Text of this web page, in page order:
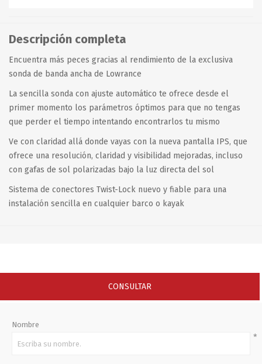
Descripción completa
Encuentra más peces gracias al rendimiento de la exclusiva
sonda de banda ancha de Lowrance
La sencilla sonda con ajuste automático te ofrece desde el
primer momento los parámetros óptimos para que no tengas
que perder el tiempo intentando encontrarlos tu mismo
Ve con claridad allá donde vayas con la nueva pantalla IPS, que
ofrece una resolución, claridad y visibilidad mejoradas, incluso
con gafas de sol polarizadas bajo la luz directa del sol
Sistema de conectores Twist-Lock nuevo y fiable para una
instalación sencilla en cualquier barco o kayak
CONSULTAR
Nombre
*